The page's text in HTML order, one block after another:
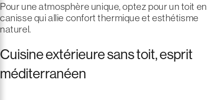
Pour une atmosphère unique, optez pour un toit en
canisse qui allie confort thermique et esthétisme
naturel.
Cuisine extérieure sans toit, esprit
méditerranéen